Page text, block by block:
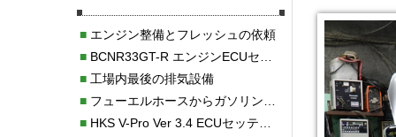
■エンジン整備とフレッシュの依頼
■BCNR33GT-R エンジンECUセッティング調整
■工場内最後の排気設備
■フューエルホースからガソリン漏れ
■HKS V-Pro Ver 3.4 ECUセッティング